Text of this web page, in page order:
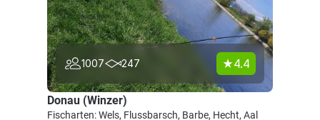
1007 247 4.4
Donau (Winzer)
Fischarten: Wels, Flussbarsch, Barbe, Hecht, Aal